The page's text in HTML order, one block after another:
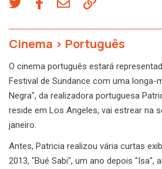
Cinema > Português
O cinema português estará
Festival de Sundance com uma longa-
Negra", da realizadora portuguesa
reside em Los Angeles, vai estrear na
janeiro.
Antes, Patricia realizou vária curtas
2013, "Bué Sabi", um ano depois "Isa",